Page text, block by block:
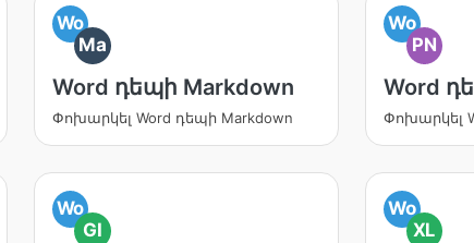
Wo
Ma
Word դեպի Markdown
Փոխարկել Word դեպի Markdown
Wo
PN
Word
Փոխարկել
Wo
GI
Wo
XL